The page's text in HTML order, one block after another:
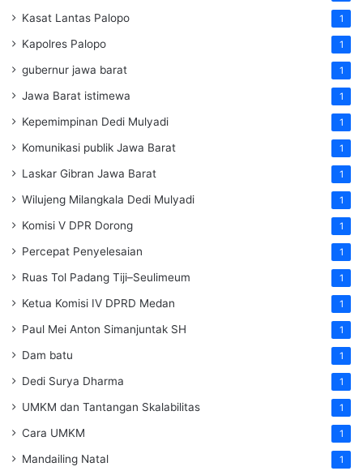
Kasat Lantas Palopo 1
Kapolres Palopo 1
gubernur jawa barat 1
Jawa Barat istimewa 1
Kepemimpinan Dedi Mulyadi 1
Komunikasi publik Jawa Barat 1
Laskar Gibran Jawa Barat 1
Wilujeng Milangkala Dedi Mulyadi 1
Komisi V DPR Dorong 1
Percepat Penyelesaian 1
Ruas Tol Padang Tiji–Seulimeum 1
Ketua Komisi IV DPRD Medan 1
Paul Mei Anton Simanjuntak SH 1
Dam batu 1
Dedi Surya Dharma 1
UMKM dan Tantangan Skalabilitas 1
Cara UMKM 1
Mandailing Natal 1